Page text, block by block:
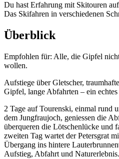
Du hast Erfahrung mit Skitouren
Das Skifahren in verschiedenen
Überblick
Empfohlen für: Alle, die Gipfel
wollen.
Aufstiege über Gletscher,
Gipfel, lange Abfahrten – ein
2 Tage auf Tourenski, einmal rund
dem Jungfraujoch, geniessen die
überqueren die Lötschenlücke und
zweiten Tag wartet der Petersgrat
Übergang ins hintere
Aufstieg, Abfahrt und Naturerlebnis.